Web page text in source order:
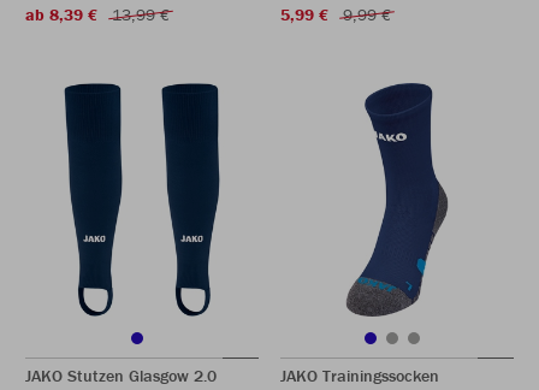
ab 8,39 €
13,99 €
5,99 €
9,99 €
JAKO Stutzen Glasgow 2.0
JAKO Trainingssocken